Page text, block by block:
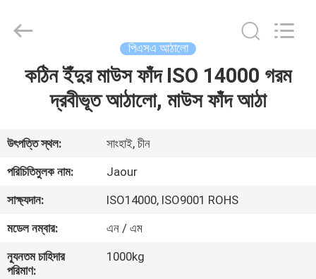
বাড়ি
আমাদের
সম্পর্কে
কারখানা
ভ্রমণ
Adhesive
Products
Reserved.
পিএসএ আঠালো
কঠিন ইঁদুর মাউস ফাঁদ ISO 14000 গরম
দ্রবীভূত আঠালো, মাউস ফাঁদ আঠা
উৎপত্তি স্থল:
সাংহাই, চীন
পরিচিতিমুলক নাম:
Jaour
সাক্ষ্যদান:
ISO14000, ISO9001 ROHS
মডেল নম্বার:
এন / এম
ন্যূনতম চাহিদার
পরিমাণ:
1000kg